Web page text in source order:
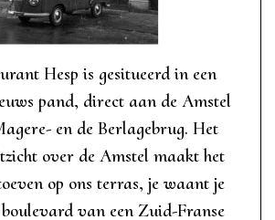
Hesp is gesitueerd in een
pand, direct aan de Amstel
en de Berlagebrug. Het
over de Amstel maakt het
op ons terras, je waant je
van een Zuid-Franse